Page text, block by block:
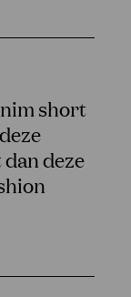
short
deze